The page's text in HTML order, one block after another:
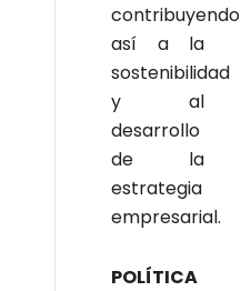
contribuyendo
así a la
sostenibilidad
y al
desarrollo
de la
estrategia
empresarial.
POLÍTICA